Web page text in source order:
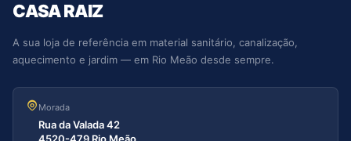
CASA RAIZ
A sua loja de referência em material sanitário, canalização,
aquecimento e jardim — em Rio Meão desde sempre.
Morada
Rua da Valada 42